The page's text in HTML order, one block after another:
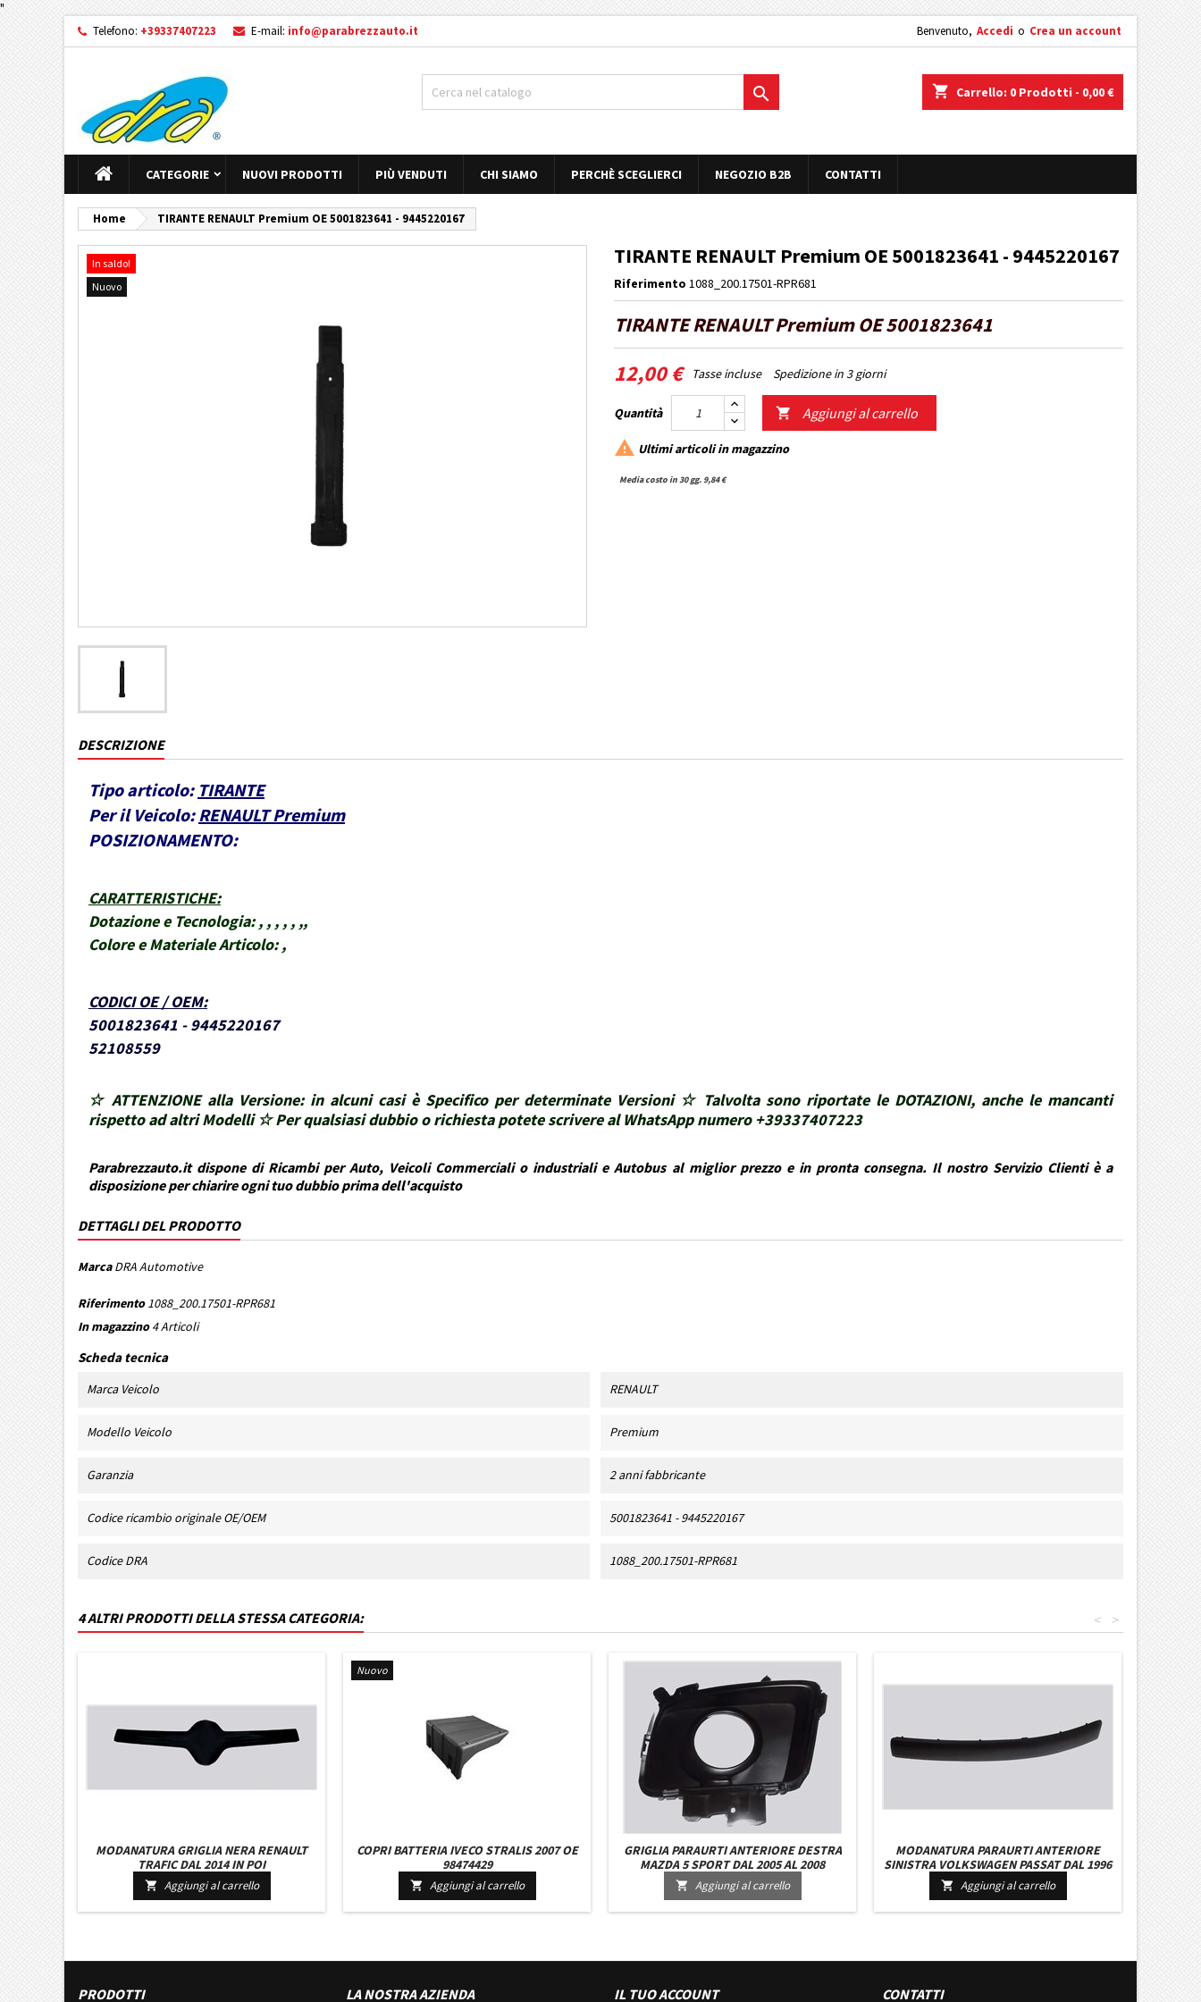
"
Telefono: +39337407223 E-mail: info@parabrezzauto.it Benvenuto, Accedi o Crea un account
shopping_cart Carrello: 0 Prodotti - 0,00 €

CATEGORIE NUOVI PRODOTTI PIÙ VENDUTI CHI SIAMO PERCHÈ SCEGLIERCI NEGOZIO B2B CONTATTI
Home TIRANTE RENAULT Premium OE 5001823641 - 9445220167
In saldo!
Nuovo
TIRANTE RENAULT Premium OE 5001823641 - 9445220167
Riferimento 1088_200.17501-RPR681
TIRANTE RENAULT Premium OE 5001823641
12,00 € Tasse incluse Spedizione in 3 giorni
Quantità  Aggiungi al carrello
 Ultimi articoli in magazzino
Media costo in 30 gg. 9,84 €
DESCRIZIONE
Tipo articolo: TIRANTE
Per il Veicolo: RENAULT Premium
POSIZIONAMENTO:
CARATTERISTICHE:
Dotazione e Tecnologia: , , , , , ,,
Colore e Materiale Articolo: ,
CODICI OE / OEM:
5001823641 - 9445220167
52108559
☆ ATTENZIONE alla Versione: in alcuni casi è Specifico per determinate Versioni ☆ Talvolta sono riportate le DOTAZIONI, anche le mancanti
rispetto ad altri Modelli ☆ Per qualsiasi dubbio o richiesta potete scrivere al WhatsApp numero +39337407223
Parabrezzauto.it dispone di Ricambi per Auto, Veicoli Commerciali o industriali e Autobus al miglior prezzo e in pronta consegna. Il nostro Servizio Clienti è a
disposizione per chiarire ogni tuo dubbio prima dell'acquisto
DETTAGLI DEL PRODOTTO
Marca DRA Automotive
Riferimento 1088_200.17501-RPR681
In magazzino 4 Articoli
Scheda tecnica
Marca Veicolo RENAULT
Modello Veicolo Premium
Garanzia 2 anni fabbricante
Codice ricambio originale OE/OEM 5001823641 - 9445220167
Codice DRA 1088_200.17501-RPR681
4 ALTRI PRODOTTI DELLA STESSA CATEGORIA: >
<
MODANATURA GRIGLIA NERA RENAULT
TRAFIC DAL 2014 IN POI
 Aggiungi al carrello
Nuovo
COPRI BATTERIA IVECO STRALIS 2007 OE
98474429
 Aggiungi al carrello
GRIGLIA PARAURTI ANTERIORE DESTRA
MAZDA 5 SPORT DAL 2005 AL 2008
 Aggiungi al carrello
MODANATURA PARAURTI ANTERIORE
SINISTRA VOLKSWAGEN PASSAT DAL 1996
AL 2000
 Aggiungi al carrello
PRODOTTI LA NOSTRA AZIENDA IL TUO ACCOUNT CONTATTI